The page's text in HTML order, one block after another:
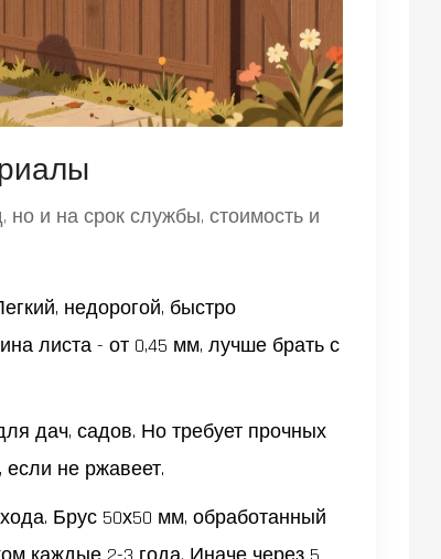
и на срок службы, стоимость и
недорогой, быстро
листа - от 0,45 мм, лучше брать с
дач, садов. Но требует прочных
не ржавеет.
Брус 50х50 мм, обработанный